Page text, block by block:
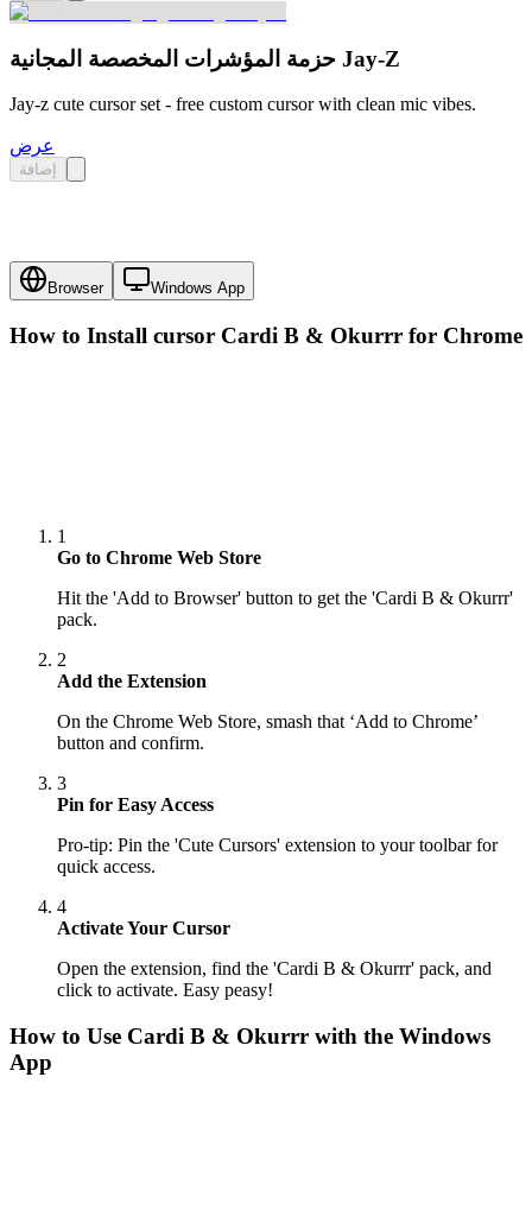
حزمة المؤشرات المخصصة المجانية Jay-Z
Jay-z cute cursor set - free custom cursor with clean mic vibes.
عرض
إضافة
Browser Windows App
How to Install cursor Cardi B & Okurrr for Chrome
1
Go to Chrome Web Store
Hit the 'Add to Browser' button to get the 'Cardi B & Okurrr'
pack.
2
Add the Extension
On the Chrome Web Store, smash that ‘Add to Chrome’
button and confirm.
3
Pin for Easy Access
Pro-tip: Pin the 'Cute Cursors' extension to your toolbar for
quick access.
4
Activate Your Cursor
Open the extension, find the 'Cardi B & Okurrr' pack, and
click to activate. Easy peasy!
How to Use Cardi B & Okurrr with the Windows
App